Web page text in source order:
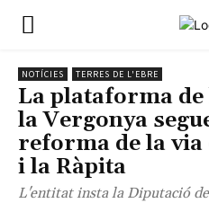
NOTÍCIES TERRES DE L'EBRE
La plataforma
la Vergonya
reforma de la via
i la Ràpita
L'entitat insta la Diputació